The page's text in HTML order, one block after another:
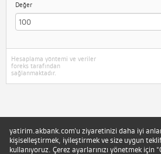
Değer
Hesaplama yöntemi ve veriler
foreks tarafından
sağlanmaktadır.